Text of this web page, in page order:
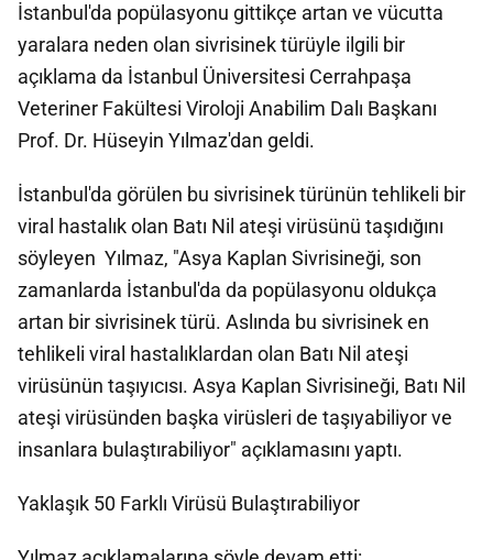
İstanbul'da popülasyonu gittikçe artan ve vücutta
yaralara neden olan sivrisinek türüyle ilgili bir
açıklama da İstanbul Üniversitesi Cerrahpaşa
Veteriner Fakültesi Viroloji Anabilim Dalı Başkanı
Prof. Dr. Hüseyin Yılmaz'dan geldi.
İstanbul'da görülen bu sivrisinek türünün tehlikeli bir
viral hastalık olan Batı Nil ateşi virüsünü taşıdığını
söyleyen Yılmaz, "Asya Kaplan Sivrisineği, son
zamanlarda İstanbul'da da popülasyonu oldukça
artan bir sivrisinek türü. Aslında bu sivrisinek en
tehlikeli viral hastalıklardan olan Batı Nil ateşi
virüsünün taşıyıcısı. Asya Kaplan Sivrisineği, Batı Nil
ateşi virüsünden başka virüsleri de taşıyabiliyor ve
insanlara bulaştırabiliyor" açıklamasını yaptı.
Yaklaşık 50 Farklı Virüsü Bulaştırabiliyor